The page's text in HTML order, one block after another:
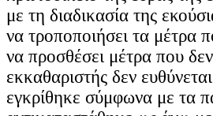
με τη διαδικασία της
να τροποποιήσει τα μέτρα
να προσθέσει μέτρα που
εκκαθαριστής δεν
εγκρίθηκε σύμφωνα με